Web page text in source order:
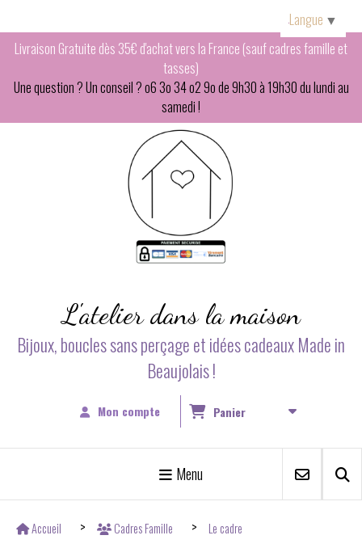
Livraison Gratuite dès 35€ d'achat vers la France (sauf cadres famille et
tasses)
Une question ? Un conseil ? o6 3o 34 o2 9o de 9h30 à 19h30 du lundi au
samedi !
L'atelier dans la maison
Bijoux, boucles sans perçage et idées cadeaux Made in
Beaujolais !
Mon compte Panier
Menu
Accueil Cadres Famille Le cadre
Langue ▼